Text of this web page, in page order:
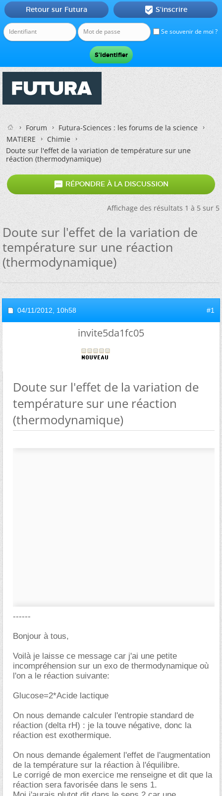
Se souvenir de moi ?
Retour sur Futura  S'inscrire
Forum
Futura-Sciences : les forums de la science
MATIERE
Chimie
Doute sur l'effet de la variation de température sur une
réaction (thermodynamique)
 RÉPONDRE À LA DISCUSSION
Affichage des résultats 1 à 5 sur 5
Doute sur l'effet de la variation de
température sur une réaction
(thermodynamique)
04/11/2012, 10h58 #1
invite5da1fc05
Doute sur l'effet de la variation de
température sur une réaction
(thermodynamique)
------
Bonjour à tous,
Voilà je laisse ce message car j'ai une petite
incompréhension sur un exo de thermodynamique où
l'on a le réaction suivante:
Glucose=2*Acide lactique
On nous demande calculer l'entropie standard de
réaction (delta rH) : je la touve négative, donc la
réaction est exothermique.
On nous demande également l'effet de l'augmentation
de la température sur la réaction à l'équilibre.
Le corrigé de mon exercice me renseigne et dit que la
réaction sera favorisée dans le sens 1.